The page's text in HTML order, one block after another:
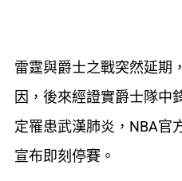
雷霆與爵士之戰突然延期
因，後來經證實爵士隊中
定罹患武漢肺炎，NBA官
宣布即刻停賽。